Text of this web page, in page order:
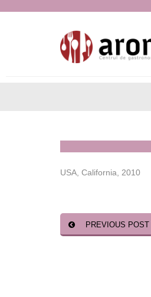
USA, California, 2010
PREVIOUS POST